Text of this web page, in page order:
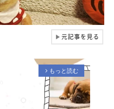
▶元記事を見る
arrow_forward_ios もっと読む